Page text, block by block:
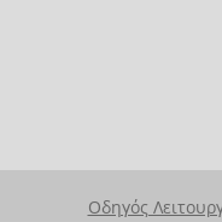
Οδηγός